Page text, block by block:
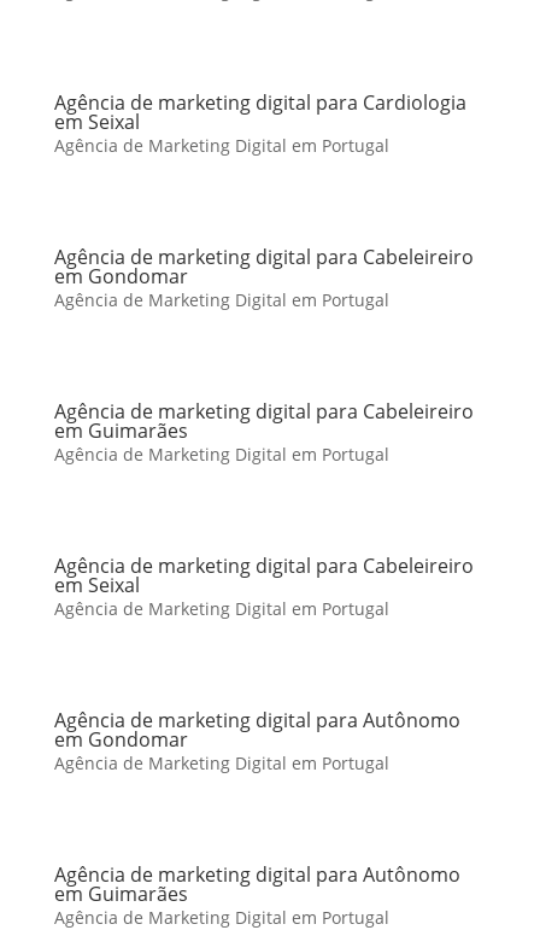
Agência de marketing digital para Cardiologia
em Seixal
Agência de Marketing Digital em Portugal
Agência de marketing digital para Cabeleireiro
em Gondomar
Agência de Marketing Digital em Portugal
Agência de marketing digital para Cabeleireiro
em Guimarães
Agência de Marketing Digital em Portugal
Agência de marketing digital para Cabeleireiro
em Seixal
Agência de Marketing Digital em Portugal
Agência de marketing digital para Autônomo
em Gondomar
Agência de Marketing Digital em Portugal
Agência de marketing digital para Autônomo
em Guimarães
Agência de Marketing Digital em Portugal